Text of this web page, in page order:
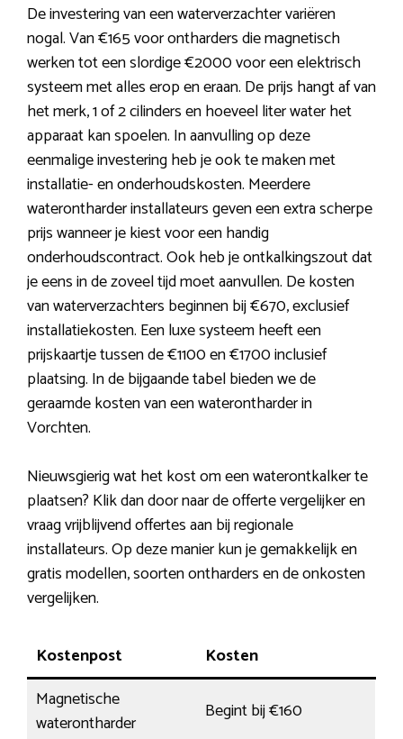
De investering van een waterverzachter variëren
nogal. Van €165 voor ontharders die magnetisch
werken tot een slordige €2000 voor een elektrisch
systeem met alles erop en eraan. De prijs hangt af van
het merk, 1 of 2 cilinders en hoeveel liter water het
apparaat kan spoelen. In aanvulling op deze
eenmalige investering heb je ook te maken met
installatie- en onderhoudskosten. Meerdere
waterontharder installateurs geven een extra scherpe
prijs wanneer je kiest voor een handig
onderhoudscontract. Ook heb je ontkalkingszout dat
je eens in de zoveel tijd moet aanvullen. De kosten
van waterverzachters beginnen bij €670, exclusief
installatiekosten. Een luxe systeem heeft een
prijskaartje tussen de €1100 en €1700 inclusief
plaatsing. In de bijgaande tabel bieden we de
geraamde kosten van een waterontharder in
Vorchten.
Nieuwsgierig wat het kost om een waterontkalker te
plaatsen? Klik dan door naar de offerte vergelijker en
vraag vrijblijvend offertes aan bij regionale
installateurs. Op deze manier kun je gemakkelijk en
gratis modellen, soorten ontharders en de onkosten
vergelijken.
Kostenpost
Kosten
Magnetische
waterontharder
Begint bij €160